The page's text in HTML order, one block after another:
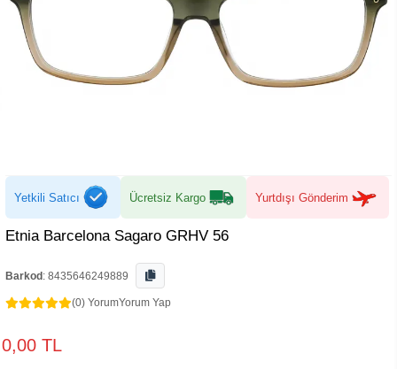
Yetkili Satıcı Ücretsiz Kargo Yurtdışı Gönderim
Etnia Barcelona Sagaro GRHV 56
Barkod : 8435646249889
(0) YorumYorum Yap
0,00 TL